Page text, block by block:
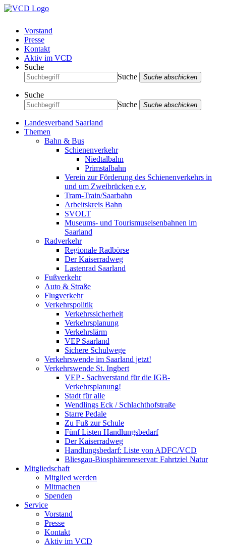
Vorstand
Presse
Kontakt
Aktiv im VCD
Suche
Suche
Suche abschicken
Suche
Suche
Suche abschicken
Landesverband Saarland
Themen
Bahn & Bus
Schienenverkehr
Niedtalbahn
Primstalbahn
Verein zur Förderung des Schienenverkehrs in
und um Zweibrücken e.v.
Tram-Train/Saarbahn
Arbeitskreis Bahn
SVOLT
Museums- und Tourismuseisenbahnen im
Saarland
Radverkehr
Regionale Radbörse
Der Kaiserradweg
Lastenrad Saarland
Fußverkehr
Auto & Straße
Flugverkehr
Verkehrspolitik
Verkehrssicherheit
Verkehrsplanung
Verkehrslärm
VEP Saarland
Sichere Schulwege
Verkehrswende im Saarland jetzt!
Verkehrswende St. Ingbert
VEP - Sachverstand für die IGB-
Verkehrsplanung!
Stadt für alle
Wendlings Eck / Schlachthofstraße
Starre Pedale
Zu Fuß zur Schule
Fünf Listen Handlungsbedarf
Der Kaiserradweg
Handlungsbedarf: Liste von ADFC/VCD
Bliesgau-Biosphärenreservat: Fahrtziel Natur
Mitgliedschaft
Mitglied werden
Mitmachen
Spenden
Service
Vorstand
Presse
Kontakt
Aktiv im VCD